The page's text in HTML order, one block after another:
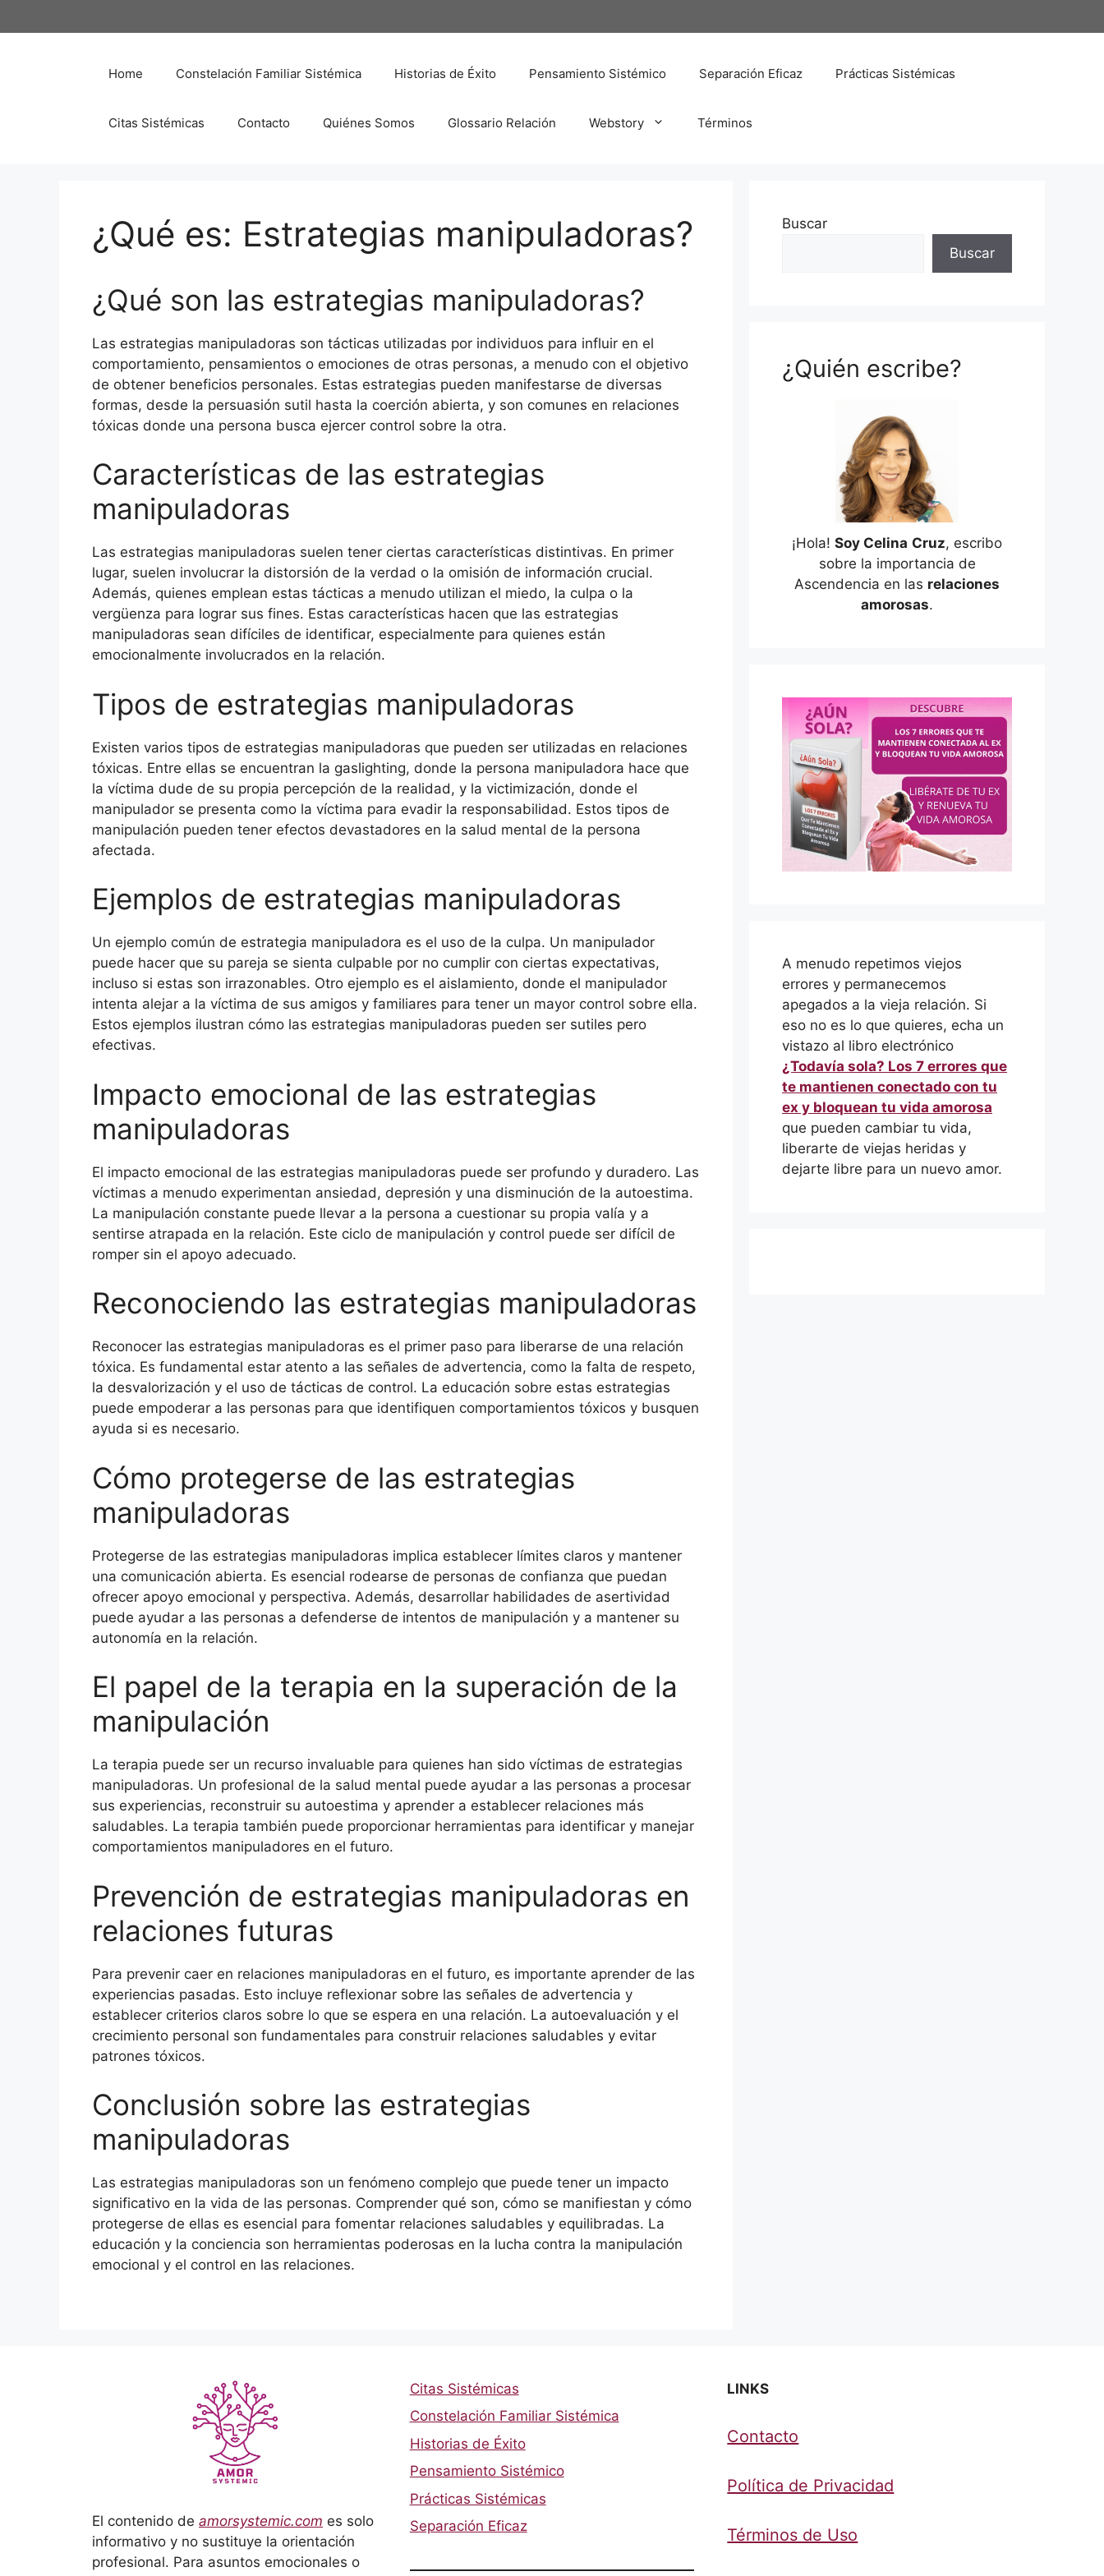
al
Home Constelación Familiar Sistémica Historias de Éxito Pensamiento Sistémico Separación Eficaz Prácticas Sistémicas
Citas Sistémicas Contacto Quiénes Somos Glossario Relación Webstory Términos
¿Qué es: Estrategias manipuladoras?
¿Qué son las estrategias manipuladoras?
Las estrategias manipuladoras son tácticas utilizadas por individuos para influir en el
comportamiento, pensamientos o emociones de otras personas, a menudo con el objetivo
de obtener beneficios personales. Estas estrategias pueden manifestarse de diversas
formas, desde la persuasión sutil hasta la coerción abierta, y son comunes en relaciones
tóxicas donde una persona busca ejercer control sobre la otra.
Características de las estrategias
manipuladoras
Las estrategias manipuladoras suelen tener ciertas características distintivas. En primer
lugar, suelen involucrar la distorsión de la verdad o la omisión de información crucial.
Además, quienes emplean estas tácticas a menudo utilizan el miedo, la culpa o la
vergüenza para lograr sus fines. Estas características hacen que las estrategias
manipuladoras sean difíciles de identificar, especialmente para quienes están
emocionalmente involucrados en la relación.
Tipos de estrategias manipuladoras
Existen varios tipos de estrategias manipuladoras que pueden ser utilizadas en relaciones
tóxicas. Entre ellas se encuentran la gaslighting, donde la persona manipuladora hace que
la víctima dude de su propia percepción de la realidad, y la victimización, donde el
manipulador se presenta como la víctima para evadir la responsabilidad. Estos tipos de
manipulación pueden tener efectos devastadores en la salud mental de la persona
afectada.
Ejemplos de estrategias manipuladoras
Un ejemplo común de estrategia manipuladora es el uso de la culpa. Un manipulador
puede hacer que su pareja se sienta culpable por no cumplir con ciertas expectativas,
incluso si estas son irrazonables. Otro ejemplo es el aislamiento, donde el manipulador
intenta alejar a la víctima de sus amigos y familiares para tener un mayor control sobre ella.
Estos ejemplos ilustran cómo las estrategias manipuladoras pueden ser sutiles pero
efectivas.
Impacto emocional de las estrategias
manipuladoras
El impacto emocional de las estrategias manipuladoras puede ser profundo y duradero. Las
víctimas a menudo experimentan ansiedad, depresión y una disminución de la autoestima.
La manipulación constante puede llevar a la persona a cuestionar su propia valía y a
sentirse atrapada en la relación. Este ciclo de manipulación y control puede ser difícil de
romper sin el apoyo adecuado.
Reconociendo las estrategias manipuladoras
Reconocer las estrategias manipuladoras es el primer paso para liberarse de una relación
tóxica. Es fundamental estar atento a las señales de advertencia, como la falta de respeto,
la desvalorización y el uso de tácticas de control. La educación sobre estas estrategias
puede empoderar a las personas para que identifiquen comportamientos tóxicos y busquen
ayuda si es necesario.
Cómo protegerse de las estrategias
manipuladoras
Protegerse de las estrategias manipuladoras implica establecer límites claros y mantener
una comunicación abierta. Es esencial rodearse de personas de confianza que puedan
ofrecer apoyo emocional y perspectiva. Además, desarrollar habilidades de asertividad
puede ayudar a las personas a defenderse de intentos de manipulación y a mantener su
autonomía en la relación.
El papel de la terapia en la superación de la
manipulación
La terapia puede ser un recurso invaluable para quienes han sido víctimas de estrategias
manipuladoras. Un profesional de la salud mental puede ayudar a las personas a procesar
sus experiencias, reconstruir su autoestima y aprender a establecer relaciones más
saludables. La terapia también puede proporcionar herramientas para identificar y manejar
comportamientos manipuladores en el futuro.
Prevención de estrategias manipuladoras en
relaciones futuras
Para prevenir caer en relaciones manipuladoras en el futuro, es importante aprender de las
experiencias pasadas. Esto incluye reflexionar sobre las señales de advertencia y
establecer criterios claros sobre lo que se espera en una relación. La autoevaluación y el
crecimiento personal son fundamentales para construir relaciones saludables y evitar
patrones tóxicos.
Conclusión sobre las estrategias
manipuladoras
Las estrategias manipuladoras son un fenómeno complejo que puede tener un impacto
significativo en la vida de las personas. Comprender qué son, cómo se manifiestan y cómo
protegerse de ellas es esencial para fomentar relaciones saludables y equilibradas. La
educación y la conciencia son herramientas poderosas en la lucha contra la manipulación
emocional y el control en las relaciones.
Buscar
Buscar
¿Quién escribe?
¡Hola! Soy Celina Cruz, escribo
sobre la importancia de
Ascendencia en las relaciones
amorosas.
A menudo repetimos viejos
errores y permanecemos
apegados a la vieja relación. Si
eso no es lo que quieres, echa un
vistazo al libro electrónico
¿Todavía sola? Los 7 errores que
te mantienen conectado con tu
ex y bloquean tu vida amorosa
que pueden cambiar tu vida,
liberarte de viejas heridas y
dejarte libre para un nuevo amor.
El contenido de amorsystemic.com es solo
informativo y no sustituye la orientación
profesional. Para asuntos emocionales o
Citas Sistémicas
Constelación Familiar Sistémica
Historias de Éxito
Pensamiento Sistémico
Prácticas Sistémicas
Separación Eficaz
LINKS
Contacto
Política de Privacidad
Términos de Uso